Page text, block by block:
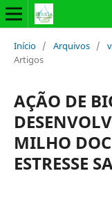
Início / Arquivos /
Artigos
AÇÃO DE
MILHO
ESTRESSE